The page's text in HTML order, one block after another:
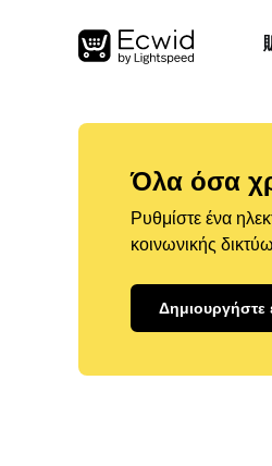
Όλα όσα
Ρυθμίστε ένα
κοινωνικής
Δημιουργήστε